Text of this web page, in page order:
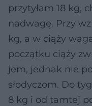
przytyłam 18 kg,
nadwagę. Przy
kg, a w ciąży
początku ciąży
jem, jednak nie
słodyczom. Do
8 kg i od tamtej